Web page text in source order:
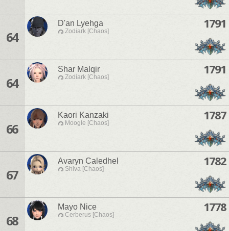
64
D'an Lyehga
Zodiark [Chaos]
1791
64
Shar Malqir
Zodiark [Chaos]
1791
66
Kaori Kanzaki
Moogle [Chaos]
1787
67
Avaryn Caledhel
Shiva [Chaos]
1782
68
Mayo Nice
Cerberus [Chaos]
1778